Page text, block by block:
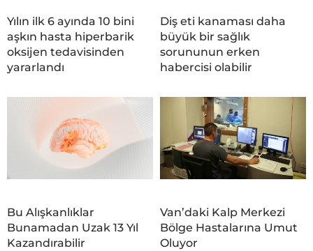
Yılın ilk 6 ayında 10 bini
aşkın hasta hiperbarik
oksijen tedavisinden
yararlandı
Diş eti kanaması daha
büyük bir sağlık
sorununun erken
habercisi olabilir
Bu Alışkanlıklar
Bunamadan Uzak 13 Yıl
Kazandırabilir
Van’daki Kalp Merkezi
Bölge Hastalarına Umut
Oluyor